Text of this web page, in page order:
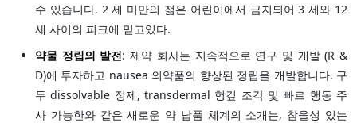
수 있습니다. 2 세 미만의 젊은 어린이에서 금지되어 3 세와 12
세 사이의 피크에 믿고있다.
약물 정립의 발전: 제약 회사는 지속적으로 연구 및 개발 (R &
D)에 투자하고 nausea 의약품의 향상된 정립을 개발합니다. 구
두 dissolvable 정제, transdermal 헝겊 조각 및 빠르 행동 주
사 가능한와 같은 새로운 약 납품 체계의 소개는, 참을성 있는